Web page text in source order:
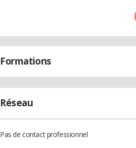
Formations
Réseau
Pas de contact professionnel